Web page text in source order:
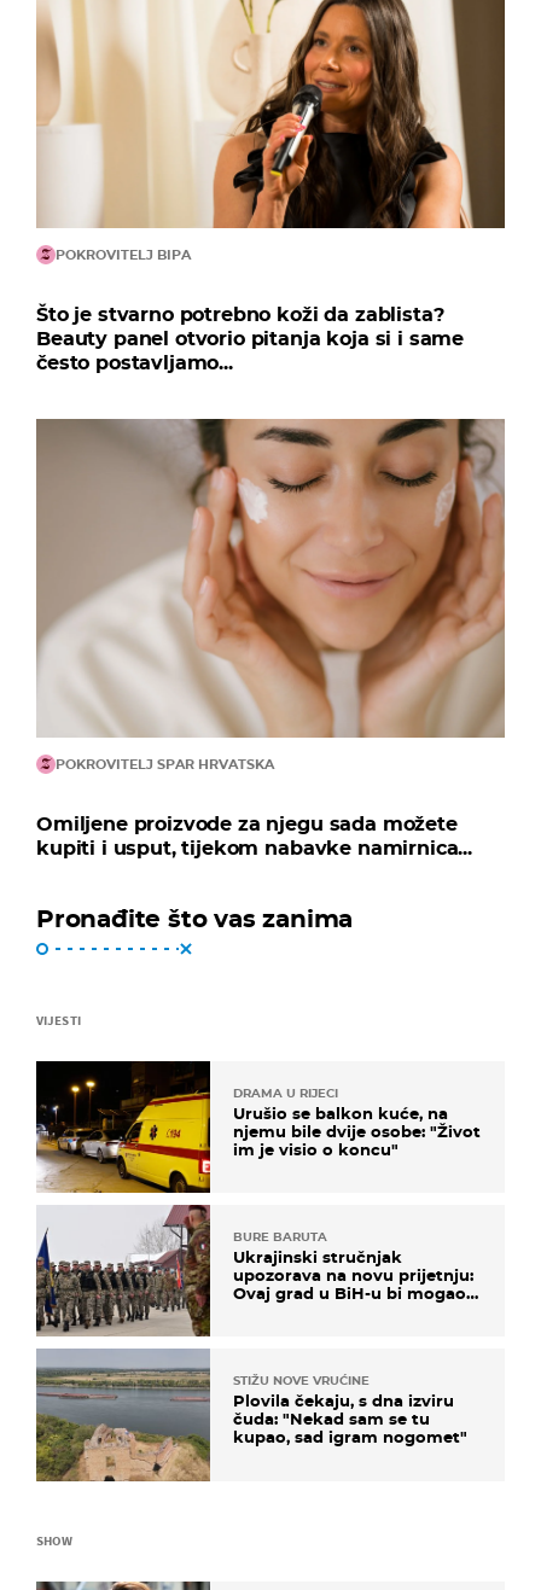
POKROVITELJ BIPA
Što je stvarno potrebno koži da zablista?
Beauty panel otvorio pitanja koja si i same
često postavljamo...
POKROVITELJ SPAR HRVATSKA
Omiljene proizvode za njegu sada možete
kupiti i usput, tijekom nabavke namirnica...
Pronađite što vas zanima
VIJESTI
DRAMA U RIJECI
Urušio se balkon kuće, na
njemu bile dvije osobe: "Život
im je visio o koncu"
BURE BARUTA
Ukrajinski stručnjak
upozorava na novu prijetnju:
Ovaj grad u BiH-u bi mogao
STIŽU NOVE VRUĆINE
Plovila čekaju, s dna izviru
čuda: "Nekad sam se tu
kupao, sad igram nogomet"
SHOW